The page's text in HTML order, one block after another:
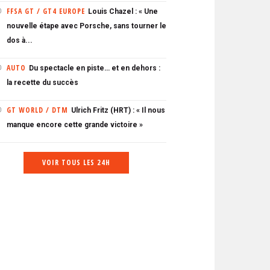
FFSA GT / GT4 EUROPE Louis Chazel : « Une
nouvelle étape avec Porsche, sans tourner le
dos à...
AUTO Du spectacle en piste… et en dehors :
la recette du succès
GT WORLD / DTM Ulrich Fritz (HRT) : « Il nous
manque encore cette grande victoire »
VOIR TOUS LES 24H